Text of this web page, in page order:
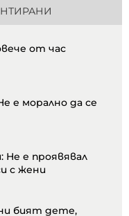
от час
е морално да се
Не е проявявал
с жени
бият дете,